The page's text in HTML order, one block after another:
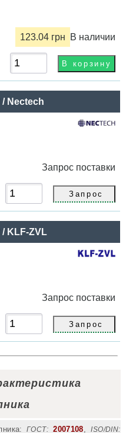
123.04 грн В наличии
Nectech
Запрос поставки
KLF-ZVL
Запрос поставки
ГОСТ: 2007108,ISO/DIN: